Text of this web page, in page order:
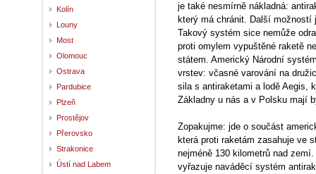
je také nesmírně nákladná:
který má chránit. Další
Takový systém sice nemůže
proti omylem vypuštěné raketě
státem. Americký Národní
vrstev: včasné varování na
sila s antiraketami a lodě Aegis,
Základny u nás a v Polsku
Zopakujme: jde o součást
která proti raketám zasahuje ve
nejméně 130 kilometrů nad
vyřazuje naváděcí systém
Kolín
Louny
Most
Olomouc
Ostrava
Pardubice
Plzeň
Prostějov
Přerovsko
Strakonice
Ústí nad Labem